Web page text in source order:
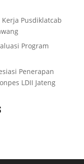
Kerja Pusdiklatcab
Program
Penerapan
LDII Jateng